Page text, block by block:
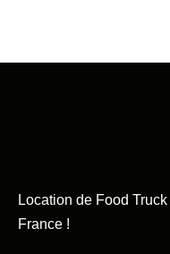
Location de Food
France !